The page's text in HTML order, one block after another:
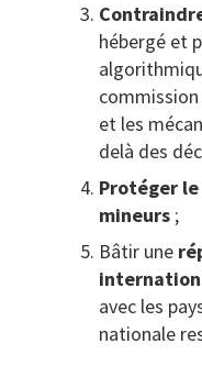
hébergé et
et les
delà des
Protéger
mineurs ;
Bâtir une
avec les
nationale